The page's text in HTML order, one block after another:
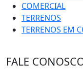
COMERCIAL
TERRENOS
TERRENOS EM
FALE